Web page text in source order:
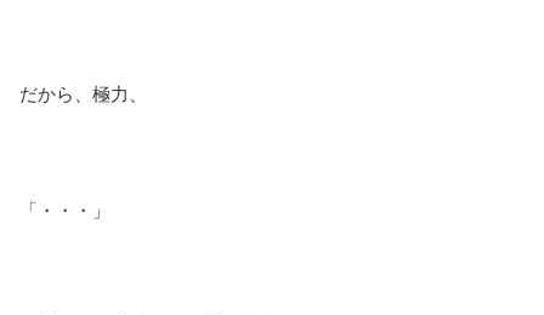
だから、極力、
「・・・」